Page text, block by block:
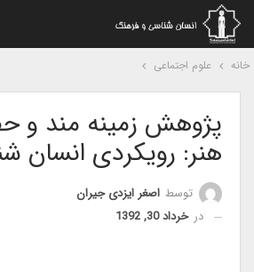
علوم اجتماعی
پژوهش زمینه مند و
هنر: رویکردی انسان
توسطاصغر ایزدی جیران
درخرداد 30, 1392